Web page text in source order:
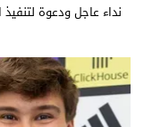
نداء عاجل ودعوة